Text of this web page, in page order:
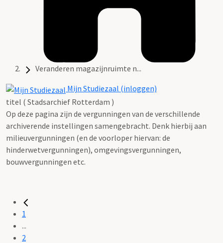
Veranderen magazijnruimte n...
Mijn Studiezaal (inloggen)
titel ( Stadsarchief Rotterdam )
Op deze pagina zijn de vergunningen van de verschillende
archiverende instellingen samengebracht. Denk hierbij aan
milieuvergunningen (en de voorloper hiervan: de
hinderwetvergunningen), omgevingsvergunningen,
bouwvergunningen etc.
1
...
2